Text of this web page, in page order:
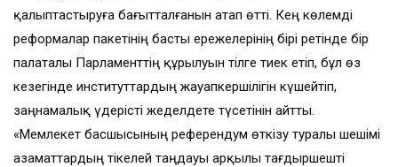
қалыптастыруға бағытталғанын атап өтті. Кең көлемді
реформалар пакетінің басты ережелерінің бірі ретінде бір
палаталы Парламенттің құрылуын тілге тиек етіп, бұл өз
кезегінде институттардың жауапкершілігін күшейтіп,
заңнамалық үдерісті жеделдете түсетінін айтты.
«Мемлекет басшысының референдум өткізу туралы шешімі
азаматтардың тікелей таңдауы арқылы тағдыршешті